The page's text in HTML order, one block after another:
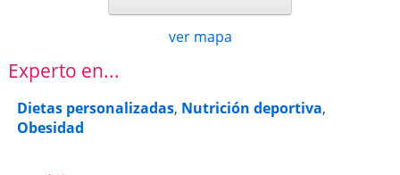
ver mapa
Experto en...
Dietas personalizadas, Nutrición deportiva,
Obesidad